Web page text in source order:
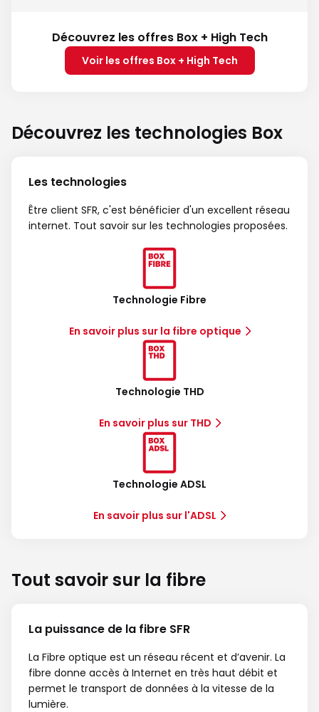
Découvrez les offres Box + High Tech
Voir les offres Box + High Tech
Découvrez les technologies Box
Les technologies
Être client SFR, c'est bénéficier d'un excellent réseau
internet. Tout savoir sur les technologies proposées.
Technologie Fibre
En savoir plus sur la fibre optique
Technologie THD
En savoir plus sur THD
Technologie ADSL
En savoir plus sur l'ADSL
Tout savoir sur la fibre
La puissance de la fibre SFR
La Fibre optique est un réseau récent et d’avenir. La
fibre donne accès à Internet en très haut débit et
permet le transport de données à la vitesse de la
lumière.